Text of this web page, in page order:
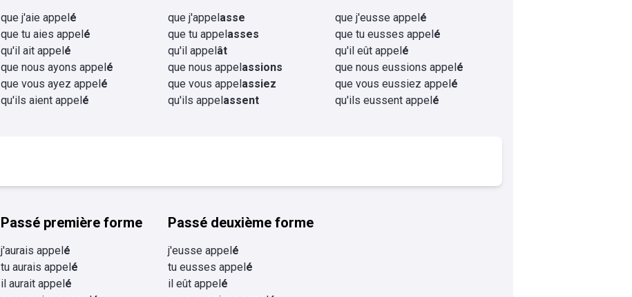
que j'aie appelé
que tu aies appelé
qu'il ait appelé
que nous ayons appelé
que vous ayez appelé
qu'ils aient appelé
que j'appelasse
que tu appelasses
qu'il appelât
que nous appelassions
que vous appelassiez
qu'ils appelassent
que j'eusse appelé
que tu eusses appelé
qu'il eût appelé
que nous eussions appelé
que vous eussiez appelé
qu'ils eussent appelé
Passé première forme
j'aurais appelé
tu aurais appelé
il aurait appelé
Passé deuxième forme
j'eusse appelé
tu eusses appelé
il eût appelé